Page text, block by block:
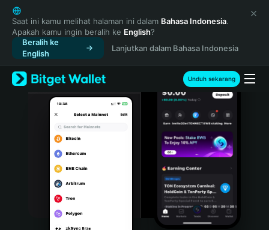
English
日本語
Tiếng Việt
Русский
Español (Latinoamérica)
Türkçe
Italiano
Português (Portugal)
Bahasa Indonesia
Saat ini kamu melihat halaman ini dalam Bahasa Indonesia.
Apakah kamu ingin beralih ke English?
Beralih ke
English
Lanjutkan dalam Bahasa Indonesia
Unduh sekarang